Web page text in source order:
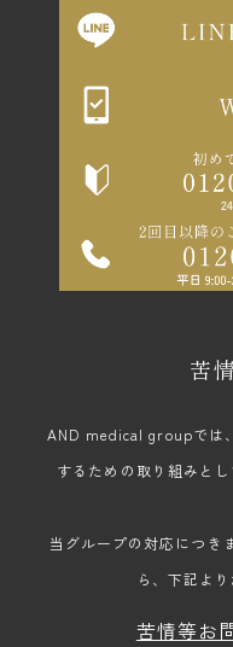
苦
AND medical groupでは
するための取り組みと
当グループの対応につき
ら、下記よ
苦情等お